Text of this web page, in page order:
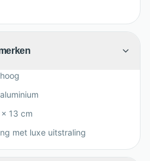
13 cm
met luxe uitstraling